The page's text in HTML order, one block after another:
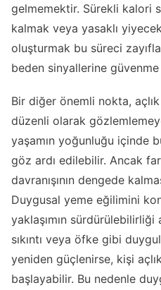
gelmemektir. Sürekli kalori
kalmak veya yasaklı yiyecek
oluşturmak bu süreci
beden sinyallerine
Bir diğer önemli nokta,
düzenli olarak
yaşamın yoğunluğu içinde
göz ardı edilebilir. Ancak
davranışının dengede
Duygusal yeme eğilimini
yaklaşımın sürdürülebilirliği
sıkıntı veya öfke gibi
yeniden güçlenirse, kişi
başlayabilir. Bu nedenle